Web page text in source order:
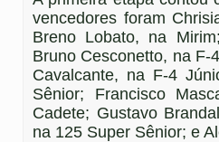
vencedores foram
Breno Lobato, na
Bruno Cesconetto, na F-
Cavalcante, na F-4
Sênior; Francisco
Cadete; Gustavo
na 125 Super Sênior; e